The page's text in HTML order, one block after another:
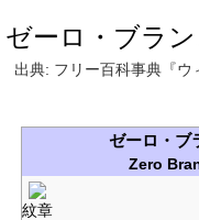
ゼーロ・ブラン
出典: フリー百科事典『
ゼーロ・ブ
Zero
紋章